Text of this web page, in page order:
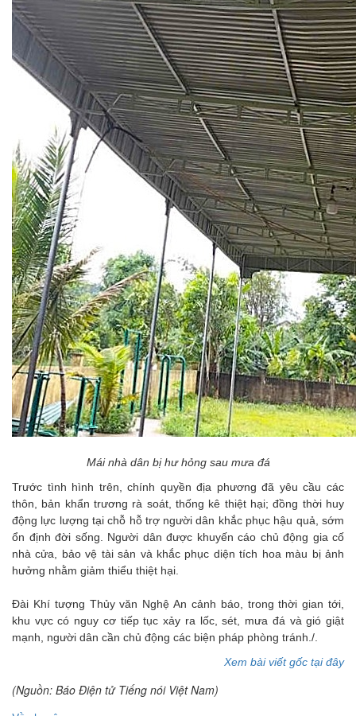
Mái nhà dân bị hư hỏng sau mưa đá
Trước tình hình trên, chính quyền địa phương đã yêu cầu các
thôn, bản khẩn trương rà soát, thống kê thiệt hại; đồng thời huy
động lực lượng tại chỗ hỗ trợ người dân khắc phục hậu quả, sớm
ổn định đời sống. Người dân được khuyến cáo chủ động gia cố
nhà cửa, bảo vệ tài sản và khắc phục diện tích hoa màu bị ảnh
hưởng nhằm giảm thiểu thiệt hại.
Đài Khí tượng Thủy văn Nghệ An cảnh báo, trong thời gian tới,
khu vực có nguy cơ tiếp tục xảy ra lốc, sét, mưa đá và gió giật
mạnh, người dân cần chủ động các biện pháp phòng tránh./.
Xem bài viết gốc tại đây
(Nguồn: Báo Điện tử Tiếng nói Việt Nam)